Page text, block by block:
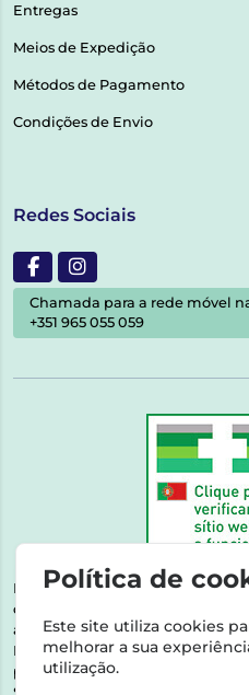
Entregas
Meios de Expedição
Métodos de Pagamento
Condições de Envio
Redes Sociais
Chamada para a rede móvel
+351 965 055 059
Esta farmácia encontra-se
dispensa de medicamentos e
através da internet.
MSRM, MNSRM, MSRMV ou
podem ser entregues nos
Política de
Este site utiliza cookies
melhorar a sua
utilização.